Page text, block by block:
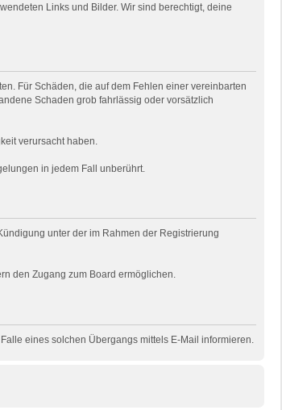
Links und Bilder. Wir sind berechtigt, deine
Für Schäden, die auf dem Fehlen einer vereinbarten
Schaden grob fahrlässig oder vorsätzlich
verursacht haben.
in jedem Fall unberührt.
unter der im Rahmen der Registrierung
den Zugang zum Board ermöglichen.
eines solchen Übergangs mittels E-Mail informieren.